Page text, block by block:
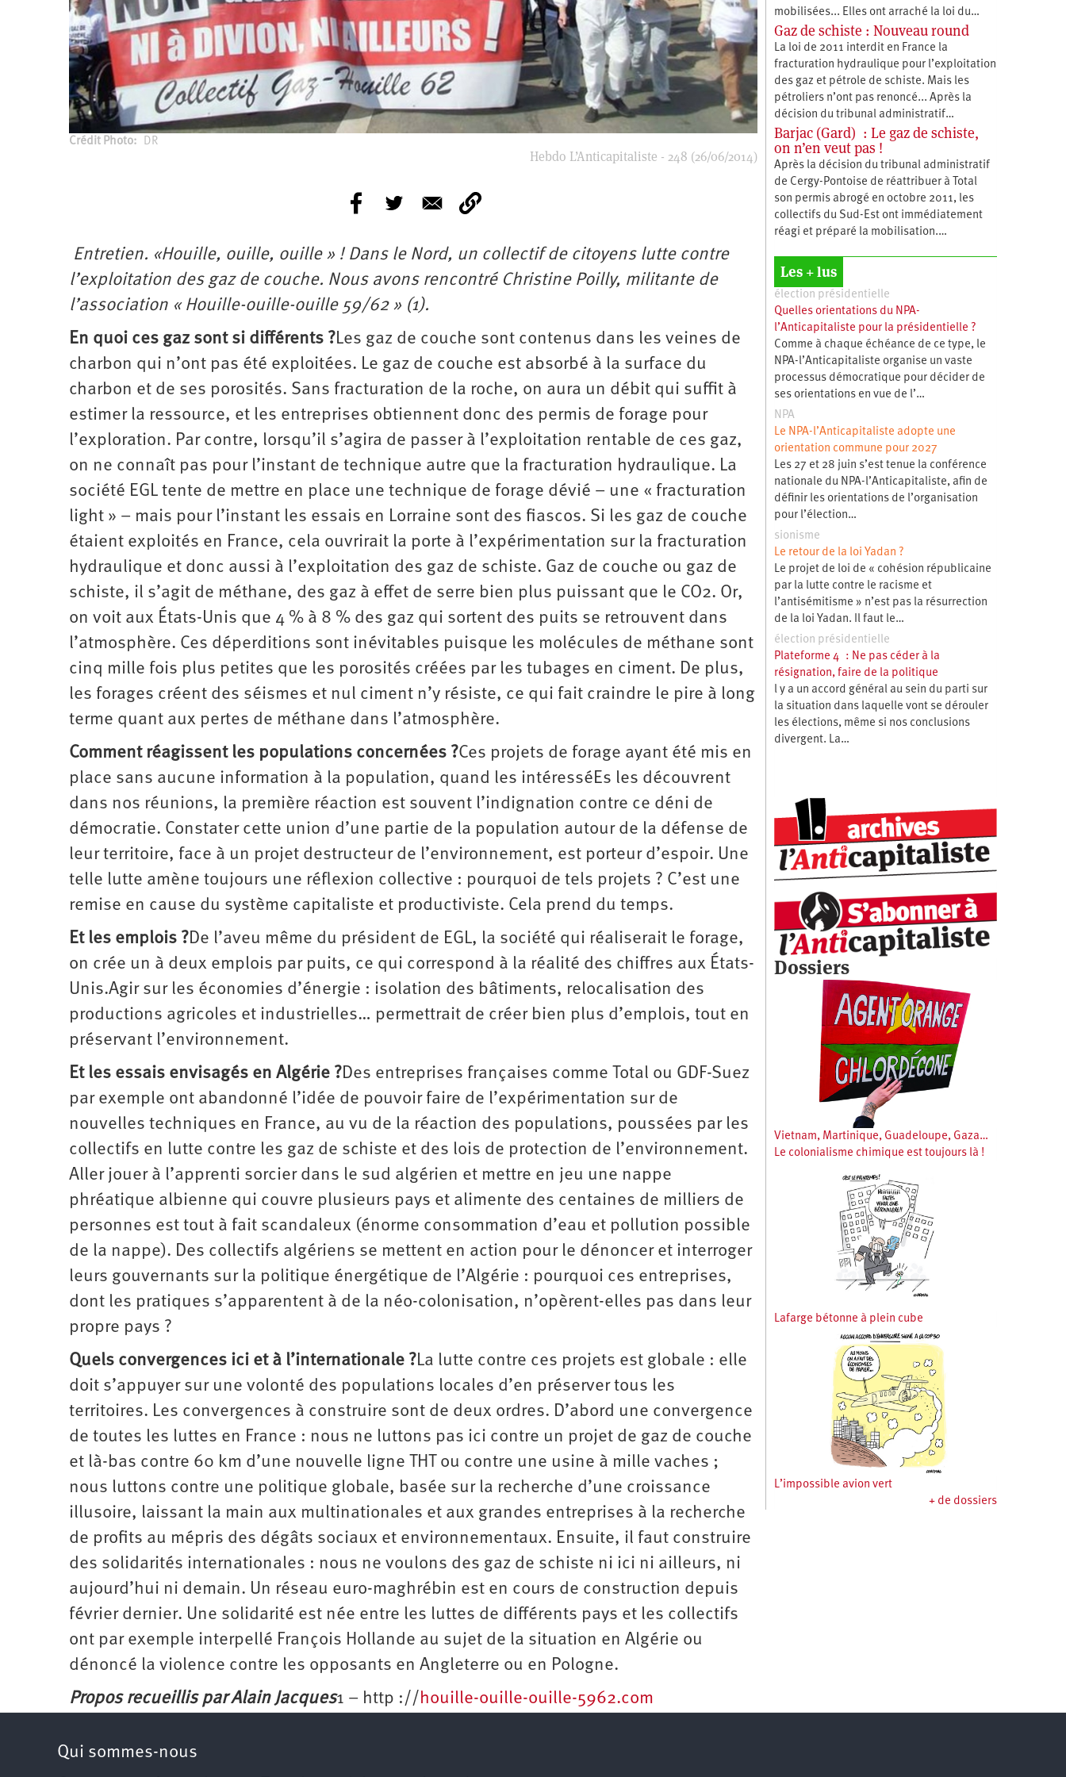
Crédit Photo DR
Hebdo L’Anticapitaliste - 248 (26/06/2014)
Entretien. «Houille, ouille, ouille » ! Dans le Nord, un collectif de citoyens lutte contre
l’exploitation des gaz de couche. Nous avons rencontré Christine Poilly, militante de
l’association « Houille-ouille-ouille 59/62 » (1).
En quoi ces gaz sont si différents ?Les gaz de couche sont contenus dans les veines de
charbon qui n’ont pas été exploitées. Le gaz de couche est absorbé à la surface du
charbon et de ses porosités. Sans fracturation de la roche, on aura un débit qui suffit à
estimer la ressource, et les entreprises obtiennent donc des permis de forage pour
l’exploration. Par contre, lorsqu’il s’agira de passer à l’exploitation rentable de ces gaz,
on ne connaît pas pour l’instant de technique autre que la fracturation hydraulique. La
société EGL tente de mettre en place une technique de forage dévié – une « fracturation
light » – mais pour l’instant les essais en Lorraine sont des fiascos. Si les gaz de couche
étaient exploités en France, cela ouvrirait la porte à l’expérimentation sur la fracturation
hydraulique et donc aussi à l’exploitation des gaz de schiste. Gaz de couche ou gaz de
schiste, il s’agit de méthane, des gaz à effet de serre bien plus puissant que le CO2. Or,
on voit aux États-Unis que 4 % à 8 % des gaz qui sortent des puits se retrouvent dans
l’atmosphère. Ces déperditions sont inévitables puisque les molécules de méthane sont
cinq mille fois plus petites que les porosités créées par les tubages en ciment. De plus,
les forages créent des séismes et nul ciment n’y résiste, ce qui fait craindre le pire à long
terme quant aux pertes de méthane dans l’atmosphère.
Comment réagissent les populations concernées ?Ces projets de forage ayant été mis en
place sans aucune information à la population, quand les intéresséEs les découvrent
dans nos réunions, la première réaction est souvent l’indignation contre ce déni de
démocratie. Constater cette union d’une partie de la population autour de la défense de
leur territoire, face à un projet destructeur de l’environnement, est porteur d’espoir. Une
telle lutte amène toujours une réflexion collective : pourquoi de tels projets ? C’est une
remise en cause du système capitaliste et productiviste. Cela prend du temps.
Et les emplois ?De l’aveu même du président de EGL, la société qui réaliserait le forage,
on crée un à deux emplois par puits, ce qui correspond à la réalité des chiffres aux États-
Unis.Agir sur les économies d’énergie : isolation des bâtiments, relocalisation des
productions agricoles et industrielles… permettrait de créer bien plus d’emplois, tout en
préservant l’environnement.
Et les essais envisagés en Algérie ?Des entreprises françaises comme Total ou GDF-Suez
par exemple ont abandonné l’idée de pouvoir faire de l’expérimentation sur de
nouvelles techniques en France, au vu de la réaction des populations, poussées par les
collectifs en lutte contre les gaz de schiste et des lois de protection de l’environnement.
Aller jouer à l’apprenti sorcier dans le sud algérien et mettre en jeu une nappe
phréatique albienne qui couvre plusieurs pays et alimente des centaines de milliers de
personnes est tout à fait scandaleux (énorme consommation d’eau et pollution possible
de la nappe). Des collectifs algériens se mettent en action pour le dénoncer et interroger
leurs gouvernants sur la politique énergétique de l’Algérie : pourquoi ces entreprises,
dont les pratiques s’apparentent à de la néo-colonisation, n’opèrent-elles pas dans leur
propre pays ?
Quels convergences ici et à l’internationale ?La lutte contre ces projets est globale : elle
doit s’appuyer sur une volonté des populations locales d’en préserver tous les
territoires. Les convergences à construire sont de deux ordres. D’abord une convergence
de toutes les luttes en France : nous ne luttons pas ici contre un projet de gaz de couche
et là-bas contre 60 km d’une nouvelle ligne THT ou contre une usine à mille vaches ;
nous luttons contre une politique globale, basée sur la recherche d’une croissance
illusoire, laissant la main aux multinationales et aux grandes entreprises à la recherche
de profits au mépris des dégâts sociaux et environnementaux. Ensuite, il faut construire
des solidarités internationales : nous ne voulons des gaz de schiste ni ici ni ailleurs, ni
aujourd’hui ni demain. Un réseau euro-­maghrébin est en cours de construction depuis
février dernier. Une solidarité est née entre les luttes de différents pays et les collectifs
ont par exemple interpellé François Hollande au sujet de la situation en Algérie ou
dénoncé la violence contre les opposants en Angleterre ou en Pologne.
Propos recueillis par Alain Jacques1 – http ://houille-ouille-ouille-5962.com
mobilisées... Elles ont arraché la loi du…
Gaz de schiste : Nouveau round
La loi de 2011 interdit en France la
fracturation hydraulique pour l’exploitation
des gaz et pétrole de schiste. Mais les
pétroliers n’ont pas renoncé... Après la
décision du tribunal administratif…
Barjac (Gard) : Le gaz de schiste,
on n’en veut pas !
Après la décision du tribunal administratif
de Cergy-Pontoise de réattribuer à Total
son permis abrogé en octobre 2011, les
collectifs du Sud-Est ont immédiatement
réagi et préparé la mobilisation.…
Les + lus
élection présidentielle
Quelles orientations du NPA-
l’Anticapitaliste pour la présidentielle ?
Comme à chaque échéance de ce type, le
NPA-l’Anticapitaliste organise un vaste
processus démocratique pour décider de
ses orientations en vue de l’…
NPA
Le NPA-l’Anticapitaliste adopte une
orientation commune pour 2027
Les 27 et 28 juin s’est tenue la conférence
nationale du NPA-l’Anticapitaliste, afin de
définir les orientations de l’organisation
pour l’élection…
sionisme
Le retour de la loi Yadan ?
Le projet de loi de « cohésion républicaine
par la lutte contre le racisme et
l’antisémitisme » n’est pas la résurrection
de la loi Yadan. Il faut le…
élection présidentielle
Plateforme 4 : Ne pas céder à la
résignation, faire de la politique
l y a un accord général au sein du parti sur
la situation dans laquelle vont se dérouler
les élections, même si nos conclusions
divergent. La…
Dossiers
Vietnam, Martinique, Guadeloupe, Gaza…
Le colonialisme chimique est toujours là !
Lafarge bétonne à plein cube
L’impossible avion vert
+ de dossiers
Qui sommes-nous